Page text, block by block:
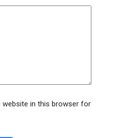
website in this browser for